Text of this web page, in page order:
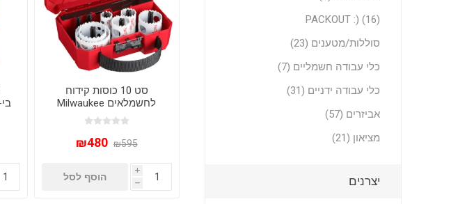
סט 10 כוסות קידוח
לחשמלאים Milwaukee
HOLE DOZER Bi-Metal
מזוודת PACKOUT
₪595
₪480
i
h
הוסף לסל
PACKOUT :) (16)
סוללות/מטענים (23)
כלי עבודה חשמליים (7)
כלי עבודה ידניים (31)
אביזרים (57)
מציאון (21)
יצרנים